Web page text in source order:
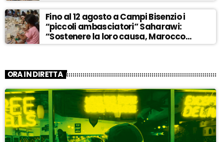
Fino al 12 agosto a Campi Bisenzio i
“piccoli ambasciatori” Saharawi:
“Sostenere la loro causa, Marocco
sempre più invadente” – ASCOLTA
ORA IN DIRETTA